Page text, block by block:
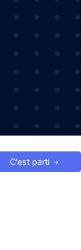
C'est parti